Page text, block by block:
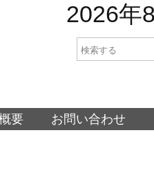
2026年
要 お問い合わせ